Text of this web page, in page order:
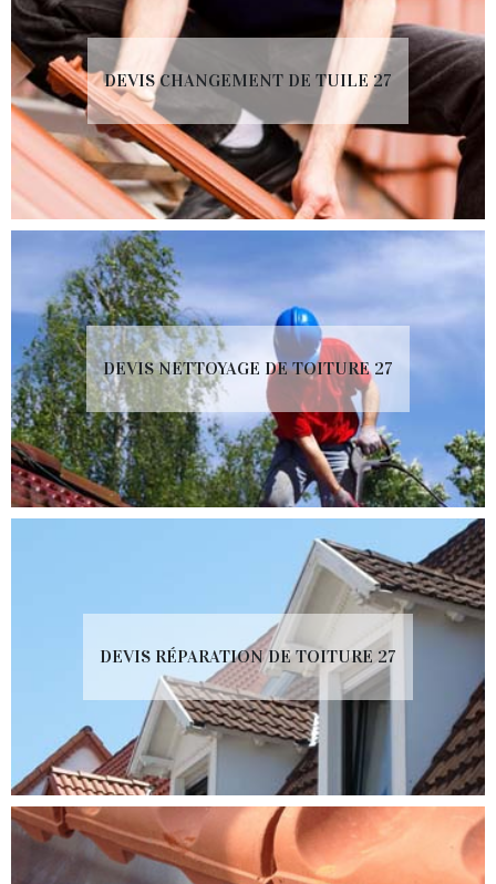
DEVIS CHANGEMENT DE TUILE 27
DEVIS NETTOYAGE DE TOITURE 27
DEVIS RÉPARATION DE TOITURE 27